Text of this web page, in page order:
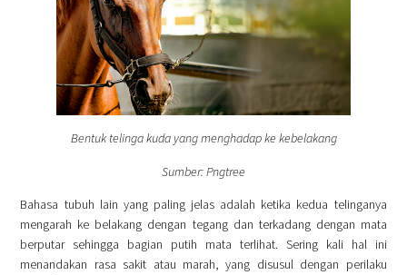
Bentuk telinga kuda yang menghadap ke kebelakang
Sumber: Pngtree
Bahasa tubuh lain yang paling jelas adalah ketika kedua telinganya
mengarah ke belakang dengan tegang dan terkadang dengan mata
berputar sehingga bagian putih mata terlihat. Sering kali hal ini
menandakan rasa sakit atau marah, yang disusul dengan perilaku